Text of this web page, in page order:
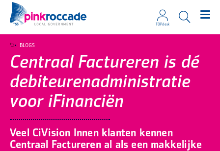
TOPdesk
Centraal Factureren is dé
debiteurenadministratie
voor iFinanciën
Veel CiVision Innen klanten kennen
Centraal Factureren al als een makkelijke
BLOGS